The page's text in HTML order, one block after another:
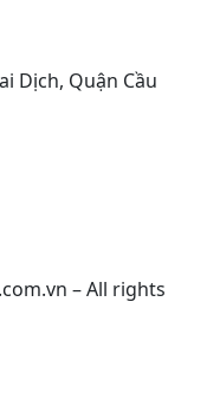
Dịch, Quận Cầu
– All rights